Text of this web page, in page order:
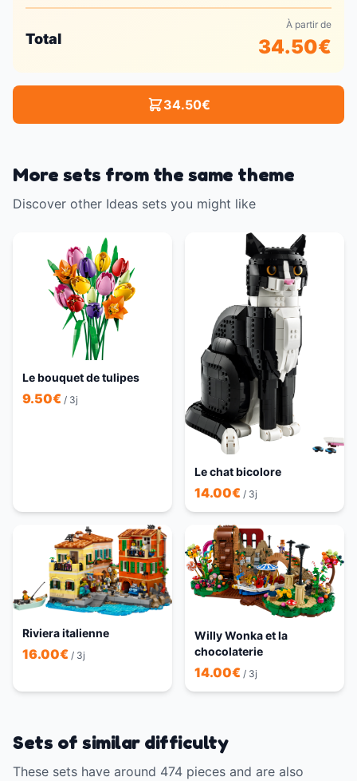
Total
À partir de
34.50€
34.50€
More sets from the same theme
Discover other Ideas sets you might like
Le bouquet de tulipes
9.50€ / 3j
Le chat bicolore
14.00€ / 3j
Riviera italienne
16.00€ / 3j
Willy Wonka et la
chocolaterie
14.00€ / 3j
Sets of similar difficulty
These sets have around 474 pieces and are also